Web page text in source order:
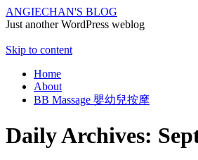
ANGIECHAN'S BLOG
Just another WordPress weblog
Skip to content
Home
About
BB Massage 嬰幼兒按摩
Daily Archives: